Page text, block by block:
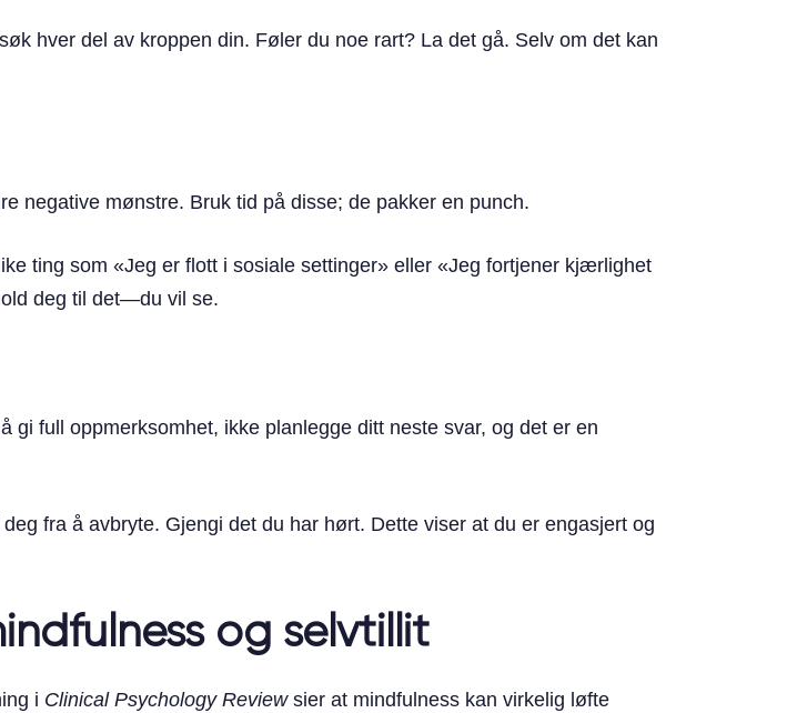
hver del av kroppen din. Føler du noe rart? La det gå. Selv om det kan
negative mønstre. Bruk tid på disse; de pakker en punch.
ting som «Jeg er flott i sosiale settinger» eller «Jeg fortjener kjærlighet
deg til det—du vil se.
full oppmerksomhet, ikke planlegge ditt neste svar, og det er en
fra å avbryte. Gjengi det du har hørt. Dette viser at du er engasjert og
og selvtillit
i Clinical Psychology Reviewsier at mindfulness kan virkelig løfte